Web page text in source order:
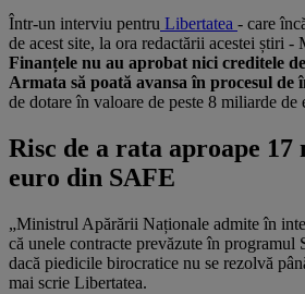
Într-un interviu pentru Libertatea - care
de acest site, la ora redactării acestei știri -
Finanțele nu au aprobat nici creditele
Armata să poată avansa în procesul de
de dotare în valoare de peste 8 miliarde de
Risc de a rata aproape
euro din SAFE
„Ministrul Apărării Naționale admite în
că unele contracte prevăzute în programul
dacă piedicile birocratice nu se rezolvă
mai scrie Libertatea.